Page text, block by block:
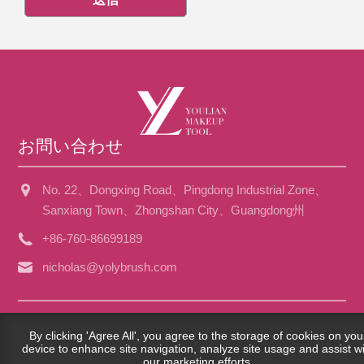
お問い合わせ
No. 22、Dongxing Road、Pingdong Industrial Zone、
Sanxiang Town、Zhongshan City、Guangdong州
+86-760-86699189
nicholas@yolybrush.com
Face Brush、Eye Brush、Powder Puff Factory -All Rights
By clicking 'Agree All', you agree to the storage of cookies on
device to enhance site navigation, analyze site usage and assist